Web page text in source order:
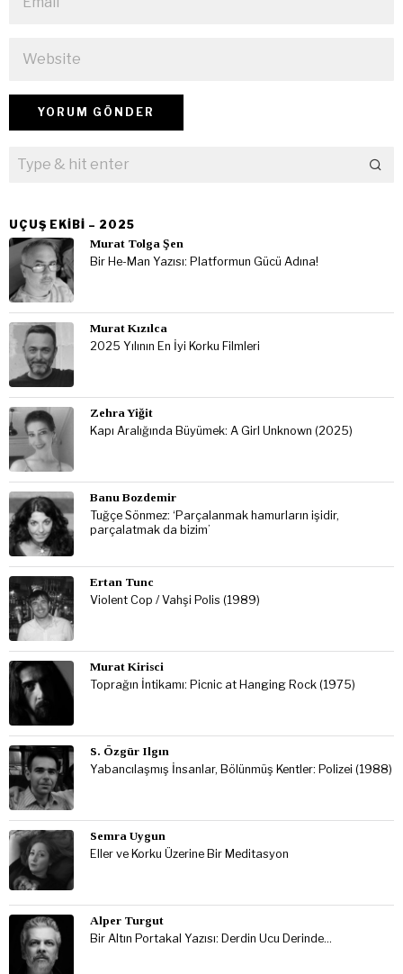
UÇUŞ EKIBI – 2025
Murat Tolga Şen
Bir He-Man Yazısı: Platformun Gücü Adına!
Murat Kızılca
2025 Yılının En İyi Korku Filmleri
Zehra Yiğit
Kapı Aralığında Büyümek: A Girl Unknown (2025)
Banu Bozdemir
Tuğçe Sönmez: ‘Parçalanmak hamurların işidir,
parçalatmak da bizim’
Ertan Tunc
Violent Cop / Vahşi Polis (1989)
Murat Kirisci
Toprağın İntikamı: Picnic at Hanging Rock (1975)
S. Özgür Ilgın
Yabancılaşmış İnsanlar, Bölünmüş Kentler: Polizei (1988)
Semra Uygun
Eller ve Korku Üzerine Bir Meditasyon
Alper Turgut
Bir Altın Portakal Yazısı: Derdin Ucu Derinde…